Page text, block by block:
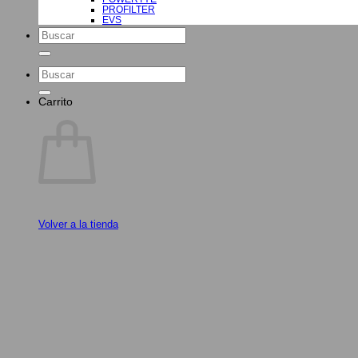
PROFILTER
EVS
Buscar
por:
Buscar
por:
Carrito
Volver a la tienda